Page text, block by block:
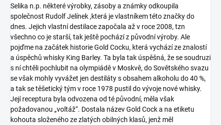
Selika n.p. některé výrobky, zásoby a známky odkoupila
společnost Rudolf Jelínek ,která je vlastníkem této značky do
dnes. Jejich vlastní destilace započala až v roce 2008, tzn
všechno co je starší, tak ještě pochází z původní výroby. Ale
pojďme na začátek historie Gold Cocku, která vychází ze znalostí
a úspěchů whisky King Barley. Ta byla tak úspěšná, že se soudruzi
s ní chtěli pochlubit na olympiádě v Moskvě, do Sovětského svazu
se však mohly vyvážet jen destiláty s obsahem alkoholu do 40 %,
a tak se těšetický tým v roce 1978 pustil do vývoje nové whisky.
Její receptura byla odvozena od té původní, měla však
požadovanou „voltáž“. Dostala název Gold Cock a na etiketu
kohouta složeného ze zlatých obilných klasů, jenž měl